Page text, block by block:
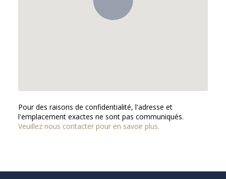
Pour des raisons de confidentialité, l'adresse et
l'emplacement exactes ne sont pas communiqués.
Veuillez nous contacter pour en savoir plus.